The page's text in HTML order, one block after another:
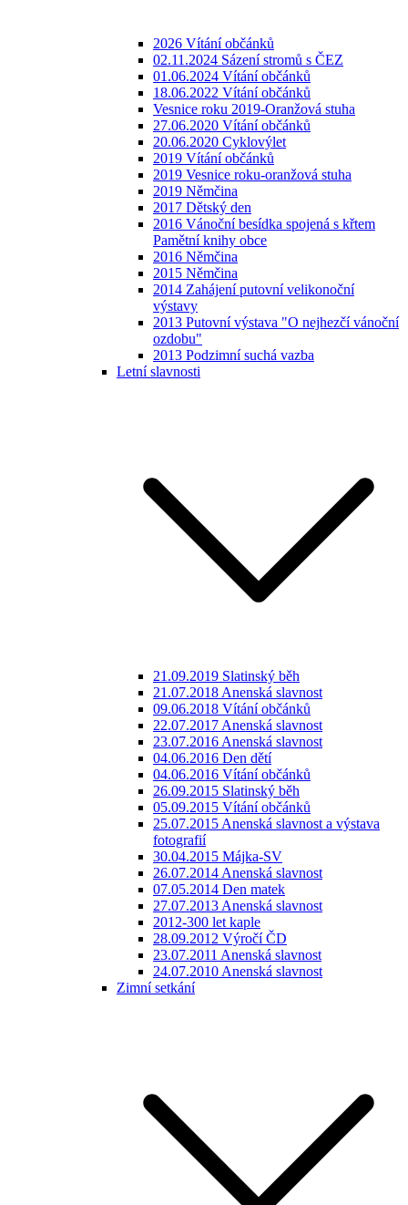
2026 Vítání občánků
02.11.2024 Sázení stromů s ČEZ
01.06.2024 Vítání občánků
18.06.2022 Vítání občánků
Vesnice roku 2019-Oranžová stuha
27.06.2020 Vítání občánků
20.06.2020 Cyklovýlet
2019 Vítání občánků
2019 Vesnice roku-oranžová stuha
2019 Němčina
2017 Dětský den
2016 Vánoční besídka spojená s křtem
Pamětní knihy obce
2016 Němčina
2015 Němčina
2014 Zahájení putovní velikonoční
výstavy
2013 Putovní výstava "O nejhezčí vánoční
ozdobu"
2013 Podzimní suchá vazba
Letní slavnosti
21.09.2019 Slatinský běh
21.07.2018 Anenská slavnost
09.06.2018 Vítání občánků
22.07.2017 Anenská slavnost
23.07.2016 Anenská slavnost
04.06.2016 Den dětí
04.06.2016 Vítání občánků
26.09.2015 Slatinský běh
05.09.2015 Vítání občánků
25.07.2015 Anenská slavnost a výstava
fotografií
30.04.2015 Májka-SV
26.07.2014 Anenská slavnost
07.05.2014 Den matek
27.07.2013 Anenská slavnost
2012-300 let kaple
28.09.2012 Výročí ČD
23.07.2011 Anenská slavnost
24.07.2010 Anenská slavnost
Zimní setkání